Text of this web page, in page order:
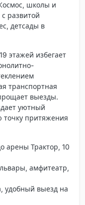
школы и
развитой
детсады в
этажей избегает
транспортная
выезды.
уютный
точку притяжения
арены Трактор, 10
амфитеатр,
удобный выезд на